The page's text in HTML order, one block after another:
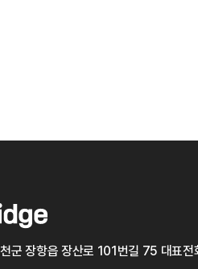
군 장항읍 장산로 101번길 75 대표전